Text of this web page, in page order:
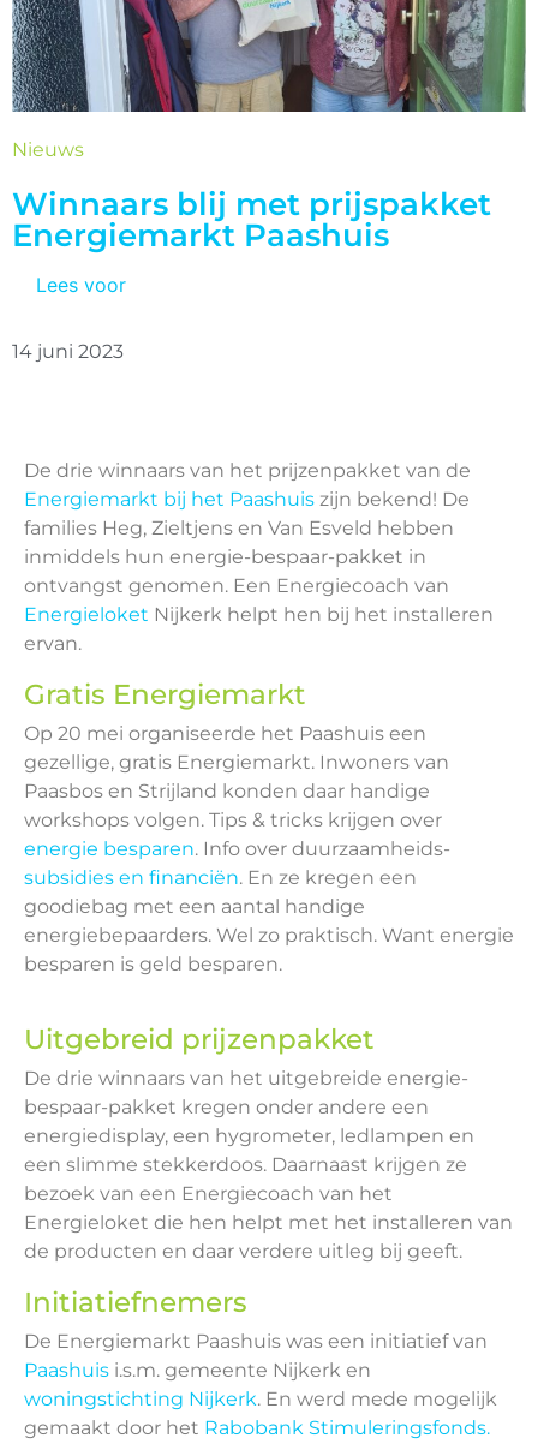
Nieuws
Winnaars blij met prijspakket
Energiemarkt Paashuis
Lees voor
14 juni 2023
De drie winnaars van het prijzenpakket van de
Energiemarkt bij het Paashuis zijn bekend! De
families Heg, Zieltjens en Van Esveld hebben
inmiddels hun energie-bespaar-pakket in
ontvangst genomen. Een Energiecoach van
Energieloket Nijkerk helpt hen bij het installeren
ervan.
Gratis Energiemarkt
Op 20 mei organiseerde het Paashuis een
gezellige, gratis Energiemarkt. Inwoners van
Paasbos en Strijland konden daar handige
workshops volgen. Tips & tricks krijgen over
energie besparen. Info over duurzaamheids-
subsidies en financiën. En ze kregen een
goodiebag met een aantal handige
energiebepaarders. Wel zo praktisch. Want energie
besparen is geld besparen.
Uitgebreid prijzenpakket
De drie winnaars van het uitgebreide energie-
bespaar-pakket kregen onder andere een
energiedisplay, een hygrometer, ledlampen en
een slimme stekkerdoos. Daarnaast krijgen ze
bezoek van een Energiecoach van het
Energieloket die hen helpt met het installeren van
de producten en daar verdere uitleg bij geeft.
Initiatiefnemers
De Energiemarkt Paashuis was een initiatief van
Paashuis i.s.m. gemeente Nijkerk en
woningstichting Nijkerk. En werd mede mogelijk
gemaakt door het Rabobank Stimuleringsfonds.